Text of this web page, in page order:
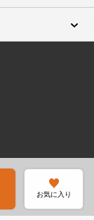
お気に入り